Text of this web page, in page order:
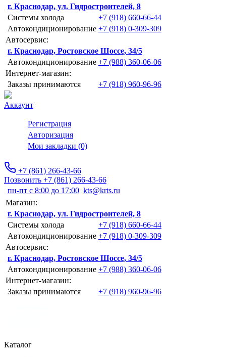
г. Краснодар, ул. Гидростроителей, 8
Системы холода
+7 (918) 660-66-44
Автокондиционирование +7 (918) 0-309-309
Автосервис:
г. Краснодар, Ростовское Шоссе, 34/5
Автокондиционирование +7 (988) 360-06-06
Интернет-магазин:
Заказы принимаются
+7 (918) 960-96-96
Аккаунт
Регистрация
Авторизация
Мои закладки (0)
+7 (861) 266-43-66
Позвонить +7 (861) 266-43-66
пн-пт с 8:00 до 17:00 kts@krts.ru
Магазин:
г. Краснодар, ул. Гидростроителей, 8
Системы холода
+7 (918) 660-66-44
Автокондиционирование +7 (918) 0-309-309
Автосервис:
г. Краснодар, Ростовское Шоссе, 34/5
Автокондиционирование +7 (988) 360-06-06
Интернет-магазин:
Заказы принимаются
+7 (918) 960-96-96
Каталог